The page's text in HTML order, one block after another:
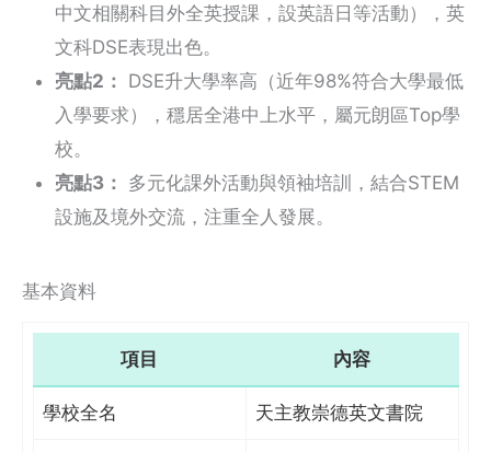
中文相關科目外全英授課，設英語日等活動），英
文科DSE表現出色。
亮點2：
DSE升大學率高（近年98%符合大學最低
入學要求），穩居全港中上水平，屬元朗區Top學
校。
亮點3：
多元化課外活動與領袖培訓，結合STEM
設施及境外交流，注重全人發展。
基本資料
項目 內容
學校全名 天主教崇德英文書院